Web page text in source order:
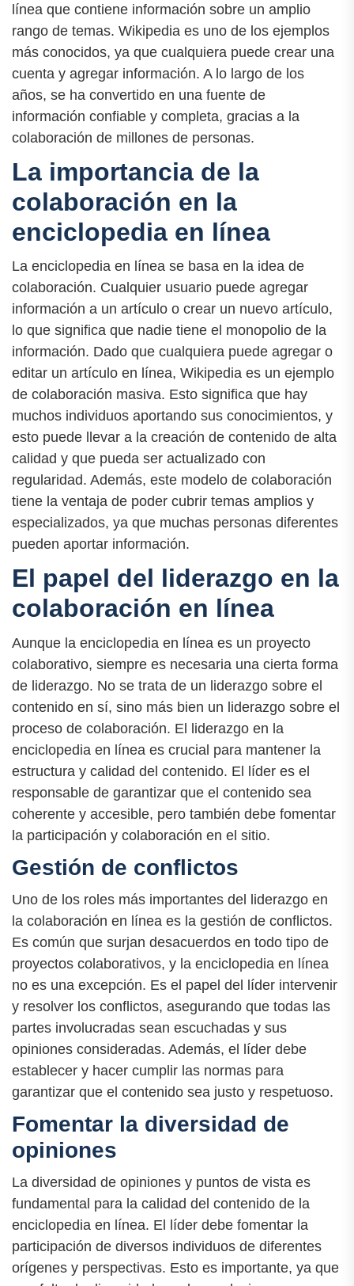
línea que contiene información sobre un amplio
rango de temas. Wikipedia es uno de los ejemplos
más conocidos, ya que cualquiera puede crear una
cuenta y agregar información. A lo largo de los
años, se ha convertido en una fuente de
información confiable y completa, gracias a la
colaboración de millones de personas.
La importancia de la
colaboración en la
enciclopedia en línea
La enciclopedia en línea se basa en la idea de
colaboración. Cualquier usuario puede agregar
información a un artículo o crear un nuevo artículo,
lo que significa que nadie tiene el monopolio de la
información. Dado que cualquiera puede agregar o
editar un artículo en línea, Wikipedia es un ejemplo
de colaboración masiva. Esto significa que hay
muchos individuos aportando sus conocimientos, y
esto puede llevar a la creación de contenido de alta
calidad y que pueda ser actualizado con
regularidad. Además, este modelo de colaboración
tiene la ventaja de poder cubrir temas amplios y
especializados, ya que muchas personas diferentes
pueden aportar información.
El papel del liderazgo en la
colaboración en línea
Aunque la enciclopedia en línea es un proyecto
colaborativo, siempre es necesaria una cierta forma
de liderazgo. No se trata de un liderazgo sobre el
contenido en sí, sino más bien un liderazgo sobre el
proceso de colaboración. El liderazgo en la
enciclopedia en línea es crucial para mantener la
estructura y calidad del contenido. El líder es el
responsable de garantizar que el contenido sea
coherente y accesible, pero también debe fomentar
la participación y colaboración en el sitio.
Gestión de conflictos
Uno de los roles más importantes del liderazgo en
la colaboración en línea es la gestión de conflictos.
Es común que surjan desacuerdos en todo tipo de
proyectos colaborativos, y la enciclopedia en línea
no es una excepción. Es el papel del líder intervenir
y resolver los conflictos, asegurando que todas las
partes involucradas sean escuchadas y sus
opiniones consideradas. Además, el líder debe
establecer y hacer cumplir las normas para
garantizar que el contenido sea justo y respetuoso.
Fomentar la diversidad de
opiniones
La diversidad de opiniones y puntos de vista es
fundamental para la calidad del contenido de la
enciclopedia en línea. El líder debe fomentar la
participación de diversos individuos de diferentes
orígenes y perspectivas. Esto es importante, ya que